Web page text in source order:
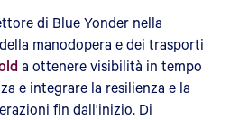
di Blue Yonder nella
manodopera e dei trasporti
a ottenere visibilità in tempo
e integrare la resilienza e la
fin dall'inizio. Di